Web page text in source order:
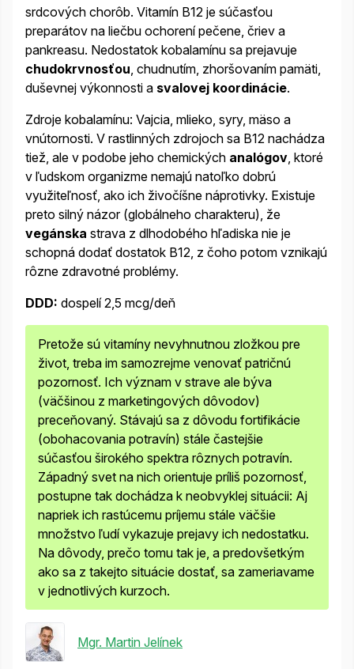
srdcových chorôb. Vitamín B12 je súčasťou
preparátov na liečbu ochorení pečene, čriev a
pankreasu. Nedostatok kobalamínu sa prejavuje
chudokrvnosťou, chudnutím, zhoršovaním pamäti,
duševnej výkonnosti a svalovej koordinácie.
Zdroje kobalamínu: Vajcia, mlieko, syry, mäso a
vnútornosti. V rastlinných zdrojoch sa B12 nachádza
tiež, ale v podobe jeho chemických analógov, ktoré
v ľudskom organizme nemajú natoľko dobrú
využiteľnosť, ako ich živočíšne náprotivky. Existuje
preto silný názor (globálneho charakteru), že
vegánska strava z dlhodobého hľadiska nie je
schopná dodať dostatok B12, z čoho potom vznikajú
rôzne zdravotné problémy.
DDD: dospelí 2,5 mcg/deň
Pretože sú vitamíny nevyhnutnou zložkou pre
život, treba im samozrejme venovať patričnú
pozornosť. Ich význam v strave ale býva
(väčšinou z marketingových dôvodov)
preceňovaný. Stávajú sa z dôvodu fortifikácie
(obohacovania potravín) stále častejšie
súčasťou širokého spektra rôznych potravín.
Západný svet na nich orientuje príliš pozornosť,
postupne tak dochádza k neobvyklej situácii: Aj
napriek ich rastúcemu príjemu stále väčšie
množstvo ľudí vykazuje prejavy ich nedostatku.
Na dôvody, prečo tomu tak je, a predovšetkým
ako sa z takejto situácie dostať, sa zameriavame
v jednotlivých kurzoch.
Mgr. Martin Jelínek